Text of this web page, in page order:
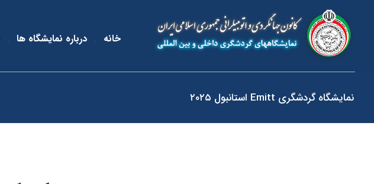
خانه درباره نمایشگاه ها
نمایشگاه گردشگری Emitt استانبول ۲۰۲۵